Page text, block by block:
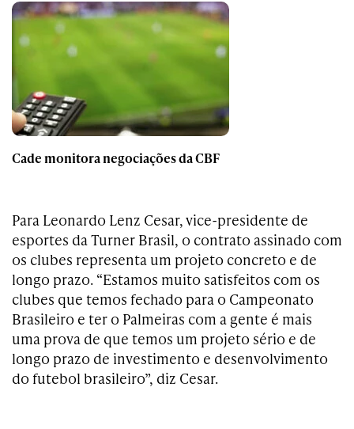
Cade monitora negociações da CBF
Para Leonardo Lenz Cesar, vice-presidente de
esportes da Turner Brasil, o contrato assinado com
os clubes representa um projeto concreto e de
longo prazo. “Estamos muito satisfeitos com os
clubes que temos fechado para o Campeonato
Brasileiro e ter o Palmeiras com a gente é mais
uma prova de que temos um projeto sério e de
longo prazo de investimento e desenvolvimento
do futebol brasileiro”, diz Cesar.